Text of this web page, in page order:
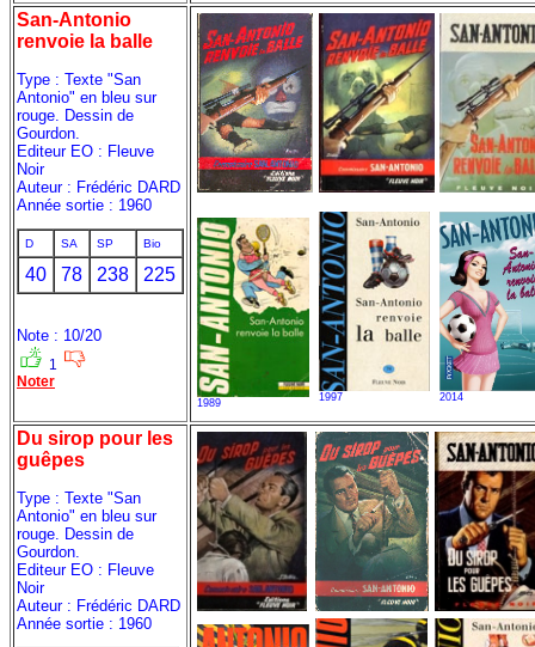
San-Antonio
renvoie la balle
Type : Texte "San
Antonio" en bleu sur
rouge. Dessin de
Gourdon.
Editeur EO : Fleuve
Noir
Auteur : Frédéric DARD
Année sortie : 1960
D SA SP Bio
40 78 238 225
Note : 10/20
1
Noter
1989 1997 2014
Du sirop pour les
guêpes
Type : Texte "San
Antonio" en bleu sur
rouge. Dessin de
Gourdon.
Editeur EO : Fleuve
Noir
Auteur : Frédéric DARD
Année sortie : 1960